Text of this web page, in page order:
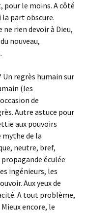
pour le moins. A côté
la part obscure.
rien devoir à Dieu,
nouveau,
regrès humain sur
(les
de
Autre astuce pour
aux pouvoirs
de la
neutre, bref,
propagande éculée
ingénieurs, les
Aux yeux de
A tout problème,
encore, le